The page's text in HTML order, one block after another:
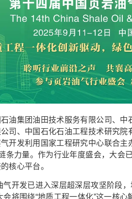
油集团油田技术服务有限公司、
司、中国石化石油工程技术研究
气开发利用国家工程研究中心联合
条力量。作为行业年度盛会，大
核心平台。
气开发已进入深层超深层攻坚阶段
会将围绕“地质工程一体化”这一核